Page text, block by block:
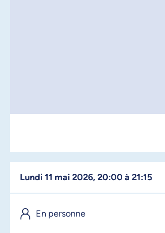
lundi 11 mai 2026, 20:00 à 21:15
En personne